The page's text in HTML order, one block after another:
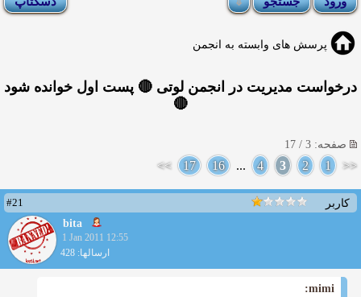
پرسش های وابسته به انجمن
درخواست مدیریت در انجمن لوتی 🔴 پست اول خوانده شود
🔴
صفحه: 3 / 17
<<
1
2
3
4
...
16
17
>>
کاربر
#21
bita
1 Jan 2011 12:55
ارسالها: 428
mimi: